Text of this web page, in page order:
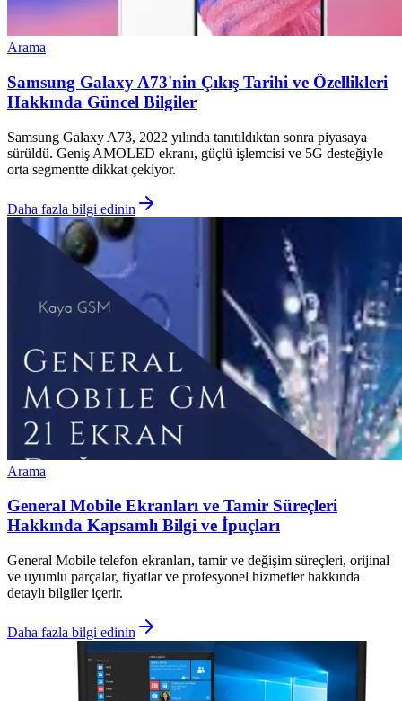
Arama
Samsung Galaxy A73'nin Çıkış Tarihi ve Özellikleri
Hakkında Güncel Bilgiler
Samsung Galaxy A73, 2022 yılında tanıtıldıktan sonra piyasaya
sürüldü. Geniş AMOLED ekranı, güçlü işlemcisi ve 5G desteğiyle
orta segmentte dikkat çekiyor.
Daha fazla bilgi edinin
Arama
General Mobile Ekranları ve Tamir Süreçleri
Hakkında Kapsamlı Bilgi ve İpuçları
General Mobile telefon ekranları, tamir ve değişim süreçleri, orijinal
ve uyumlu parçalar, fiyatlar ve profesyonel hizmetler hakkında
detaylı bilgiler içerir.
Daha fazla bilgi edinin